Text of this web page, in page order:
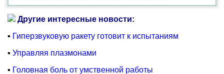
Другие интересные новости:
▪ Гиперзвуковую ракету готовит к испытаниям
▪ Управляя плазмонами
▪ Головная боль от умственной работы